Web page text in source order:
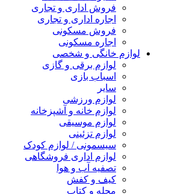
فروش اداری و تجاری
اجاره اداری و تجاری
فروش مسکونی
اجاره مسکونی
لوازم خانگی و شخصی
لوازم برقی و گازی
اسباب بازی
سایر
لوازم ورزشی
لوازم خانه و آشپزخانه
لوازم موسیقی
لوازم تزئینی
سیسمونی / لوازم کودک
لوازم اداری فروشگاهی
تصفیه آب و هوا
کیف و کفش
مجله و کتاب